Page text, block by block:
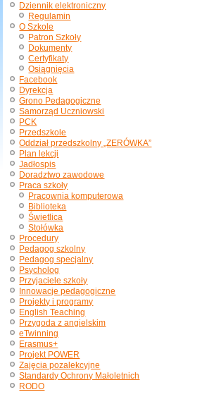
Dziennik elektroniczny
Regulamin
O Szkole
Patron Szkoły
Dokumenty
Certyfikaty
Osiągnięcia
Facebook
Dyrekcja
Grono Pedagogiczne
Samorząd Uczniowski
PCK
Przedszkole
Oddział przedszkolny „ZERÓWKA”
Plan lekcji
Jadłospis
Doradztwo zawodowe
Praca szkoły
Pracownia komputerowa
Biblioteka
Świetlica
Stołówka
Procedury
Pedagog szkolny
Pedagog specjalny
Psycholog
Przyjaciele szkoły
Innowacje pedagogiczne
Projekty i programy
English Teaching
Przygoda z angielskim
eTwinning
Erasmus+
Projekt POWER
Zajęcia pozalekcyjne
Standardy Ochrony Małoletnich
RODO